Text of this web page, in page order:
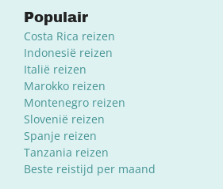
Populair
Costa Rica reizen
Indonesië reizen
Italië reizen
Marokko reizen
Montenegro reizen
Slovenië reizen
Spanje reizen
Tanzania reizen
Beste reistijd per maand